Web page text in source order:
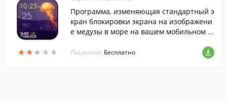
★★★ ★ ★
★★★ ★ ★
Программа, изменяющая стандартный э
кран блокировки экрана на изображени
е медузы в море на вашем мобильном у
Лицензия: Бесплатно